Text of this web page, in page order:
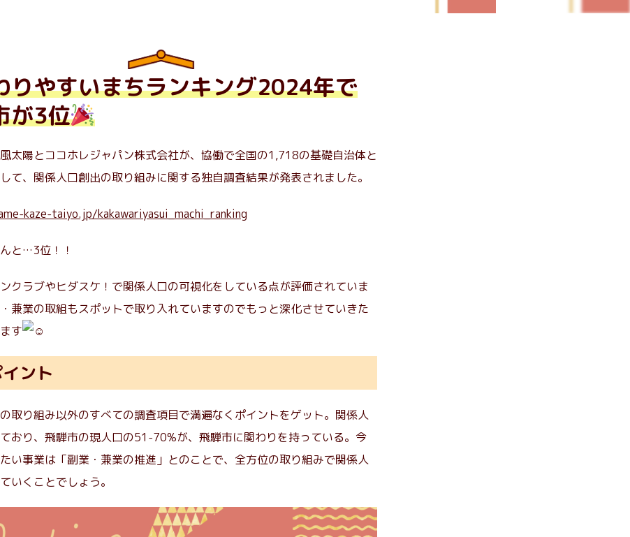
りやすいまちランキング2024年で
が3位
太陽とココホレジャパン株式会社が、協働で全国の1,718の基礎自治体と
て、関係人口創出の取り組みに関する独自調査結果が発表されました。
kaze-taiyo.jp/kakawariyasui_machi_ranking
と…3位！！
クラブやヒダスケ！で関係人口の可視化をしている点が評価されていま
兼業の取組もスポットで取り入れていますのでもっと深化させていきた
す
ント
取り組み以外のすべての調査項目で満遍なくポイントをゲット。関係人
おり、飛騨市の現人口の51-70%が、飛騨市に関わりを持っている。今
い事業は「副業・兼業の推進」とのことで、全方位の取り組みで関係人
いくことでしょう。